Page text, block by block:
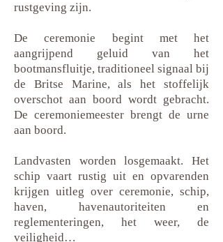
rustgeving zijn.
De ceremonie begint met het
aangrijpend geluid van het
bootmansfluitje, traditioneel signaal bij
de Britse Marine, als het stoffelijk
overschot aan boord wordt gebracht.
De ceremoniemeester brengt de urne
aan boord.
Landvasten worden losgemaakt. Het
schip vaart rustig uit en opvarenden
krijgen uitleg over ceremonie, schip,
haven, havenautoriteiten en
reglementeringen, het weer, de
veiligheid…